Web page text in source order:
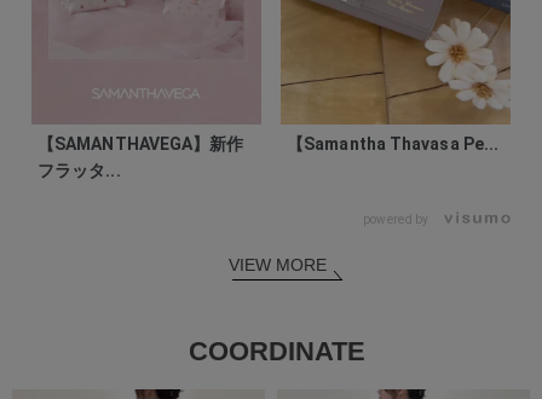
【SAMANTHAVEGA】新作
フラッタ...
【Samantha Thavasa Pe...
powered by
VIEW MORE
COORDINATE